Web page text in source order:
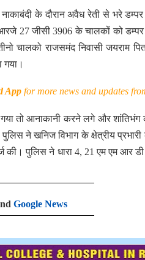
नाकाबंदी के दौरान अवैध रेती से भरे
27 जीसी 3906 के चालकों को डम्पर
चालको राजसमंद निवासी जयराम
गया।
App for more news and updates
तो आनाकानी करने लगे और शांतिभंग
ने खनिज विभाग के क्षेत्रीय
की। पुलिस ने धारा 4, 21 एम एम
Google News